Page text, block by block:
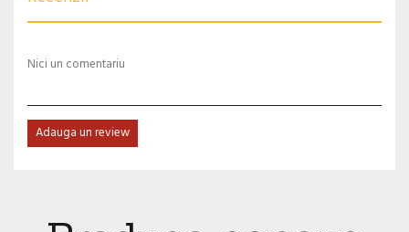
Nici un comentariu
Adauga un review